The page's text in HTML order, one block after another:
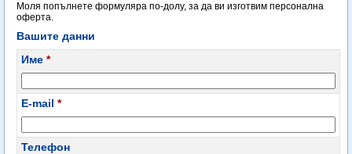
Моля попълнете формуляра по-долу, за да ви изготвим персонална
оферта.
Вашите данни
Име *
E-mail *
Телефон